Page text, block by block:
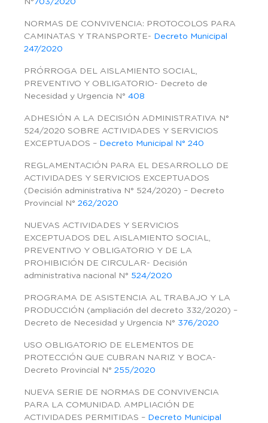
N°703/2020
NORMAS DE CONVIVENCIA: PROTOCOLOS PARA
CAMINATAS Y TRANSPORTE- Decreto Municipal
247/2020
PRÓRROGA DEL AISLAMIENTO SOCIAL,
PREVENTIVO Y OBLIGATORIO- Decreto de
Necesidad y Urgencia N° 408
ADHESIÓN A LA DECISIÓN ADMINISTRATIVA N°
524/2020 SOBRE ACTIVIDADES Y SERVICIOS
EXCEPTUADOS – Decreto Municipal N° 240
REGLAMENTACIÓN PARA EL DESARROLLO DE
ACTIVIDADES Y SERVICIOS EXCEPTUADOS
(Decisión administrativa N° 524/2020) – Decreto
Provincial N° 262/2020
NUEVAS ACTIVIDADES Y SERVICIOS
EXCEPTUADOS DEL AISLAMIENTO SOCIAL,
PREVENTIVO Y OBLIGATORIO Y DE LA
PROHIBICIÓN DE CIRCULAR- Decisión
administrativa nacional N° 524/2020
PROGRAMA DE ASISTENCIA AL TRABAJO Y LA
PRODUCCIÓN (ampliación del decreto 332/2020) –
Decreto de Necesidad y Urgencia N° 376/2020
USO OBLIGATORIO DE ELEMENTOS DE
PROTECCIÓN QUE CUBRAN NARIZ Y BOCA-
Decreto Provincial N° 255/2020
NUEVA SERIE DE NORMAS DE CONVIVENCIA
PARA LA COMUNIDAD. AMPLIACIÓN DE
ACTIVIDADES PERMITIDAS – Decreto Municipal